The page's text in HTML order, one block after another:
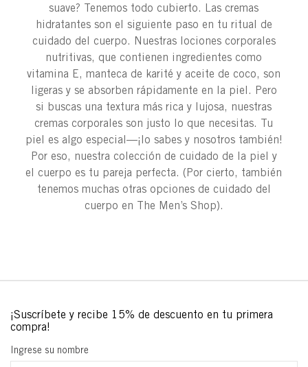
suave? Tenemos todo cubierto. Las cremas
hidratantes son el siguiente paso en tu ritual de
cuidado del cuerpo. Nuestras lociones corporales
nutritivas, que contienen ingredientes como
vitamina E, manteca de karité y aceite de coco, son
ligeras y se absorben rápidamente en la piel. Pero
si buscas una textura más rica y lujosa, nuestras
cremas corporales son justo lo que necesitas. Tu
piel es algo especial—¡lo sabes y nosotros también!
Por eso, nuestra colección de cuidado de la piel y
el cuerpo es tu pareja perfecta. (Por cierto, también
tenemos muchas otras opciones de cuidado del
cuerpo en The Men’s Shop).
Ingrese su nombre